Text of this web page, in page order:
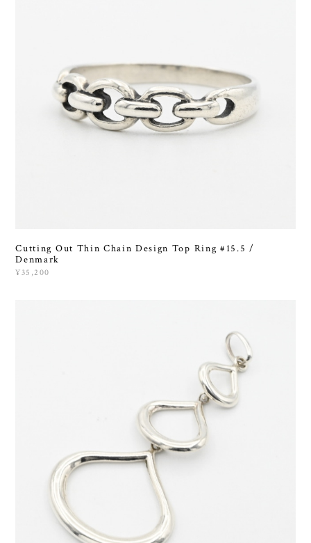
Cutting Out Thin Chain Design Top Ring #15.5 /
Denmark
¥35,200